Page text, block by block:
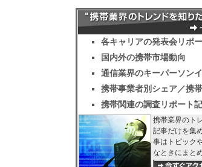
各キャリアの発表会リポ
国内外の携帯市場動向
通信業界のキーパーソン
携帯事業者別シェア／携
携帯関連の調査リポート
携帯業界のト
記事だけを集
事はトピック
なときにまと